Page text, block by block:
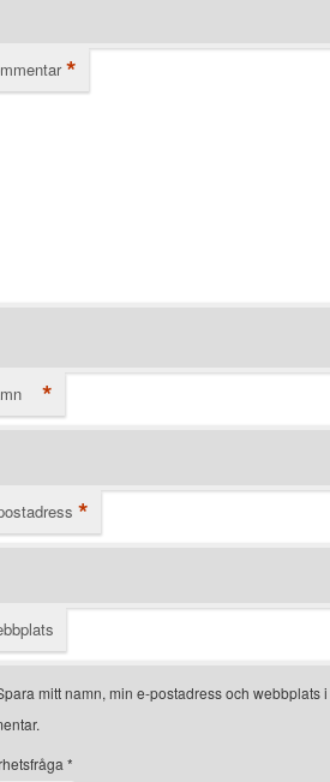
*
*
*
mitt namn, min e-postadress och
*